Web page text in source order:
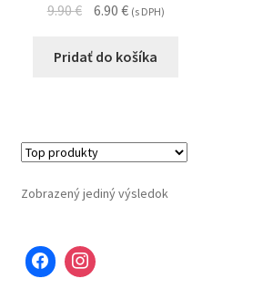
9.90€ 6.90 € (s DPH)
Pridať do košíka
Zobrazený jediný výsledok